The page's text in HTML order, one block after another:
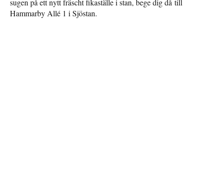
sugen på ett nytt fräscht fikaställe i stan, bege dig då till
Hammarby Allé 1 i Sjöstan.